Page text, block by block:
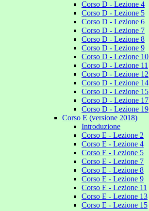
Corso D - Lezione 4
Corso D - Lezione 5
Corso D - Lezione 6
Corso D - Lezione 7
Corso D - Lezione 8
Corso D - Lezione 9
Corso D - Lezione 10
Corso D - Lezione 11
Corso D - Lezione 12
Corso D - Lezione 14
Corso D - Lezione 15
Corso D - Lezione 17
Corso D - Lezione 19
Corso E (versione 2018)
Introduzione
Corso E - Lezione 2
Corso E - Lezione 4
Corso E - Lezione 5
Corso E - Lezione 7
Corso E - Lezione 8
Corso E - Lezione 9
Corso E - Lezione 11
Corso E - Lezione 13
Corso E - Lezione 15